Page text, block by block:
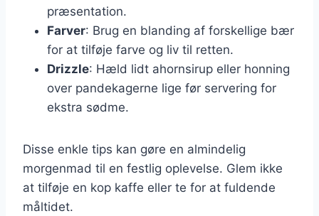
præsentation.
Farver: Brug en blanding af forskellige bær
for at tilføje farve og liv til retten.
Drizzle: Hæld lidt ahornsirup eller honning
over pandekagerne lige før servering for
ekstra sødme.
Disse enkle tips kan gøre en almindelig
morgenmad til en festlig oplevelse. Glem ikke
at tilføje en kop kaffe eller te for at fuldende
måltidet.